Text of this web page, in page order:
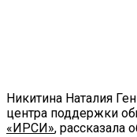
Никитина Наталия
центра поддержки
«ИРСИ», рассказала